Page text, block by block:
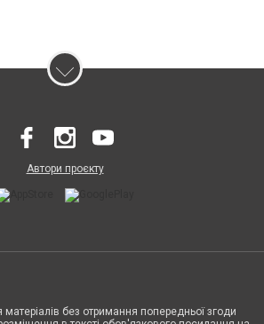
Автори проєкту
без отримання попередньої згоди